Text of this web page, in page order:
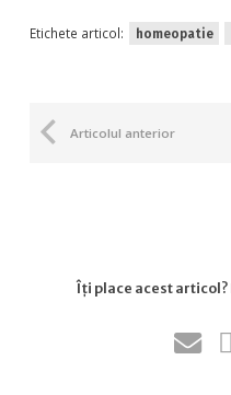
Etichete articol: homeopatie
Articolul anterior